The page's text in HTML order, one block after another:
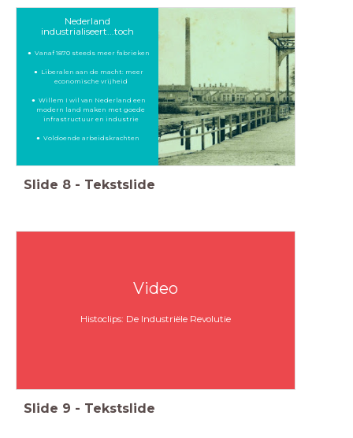
Nederland
industrialiseert...toch
Vanaf 1870 steeds meer fabrieken
Liberalen aan de macht: meer
economische vrijheid
Willem I wil van Nederland een
modern land maken met goede
infrastructuur en industrie
Voldoende arbeidskrachten
Slide 8 - Tekstslide
Video
Histoclips: De Industriële Revolutie
Slide 9 - Tekstslide